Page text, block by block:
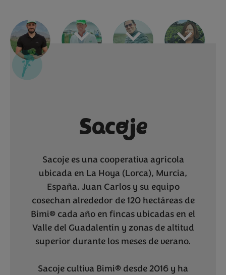
Sacoje
Sacoje es una cooperativa agrícola
ubicada en La Hoya (Lorca), Murcia,
España. Juan Carlos y su equipo
cosechan alrededor de 120 hectáreas de
Bimi® cada año en fincas ubicadas en el
Valle del Guadalentín y zonas de altitud
superior durante los meses de verano.
Sacoje cultiva Bimi® desde 2016 y ha